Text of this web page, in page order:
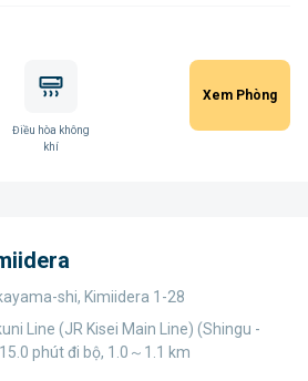
Điều hòa không
khí
Xem Phòng
shi, Kimiidera 1-28
Line (JR Kisei Main Line) (Shingu -
phút đi bộ, 1.0～1.1 km